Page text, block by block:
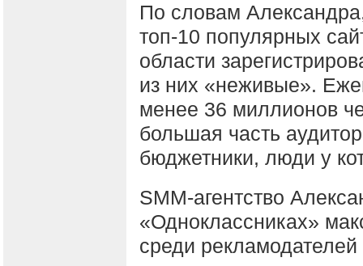
По словам
топ-10 популярных
области
из них «неживые».
менее 36 миллионов
большая часть
бюджетники, люди у
SMM-агентство
«Одноклассниках»
среди рекламодателей